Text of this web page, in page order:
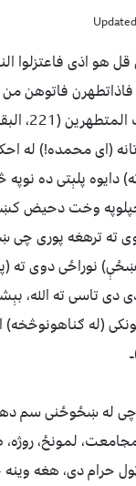
هو اذی فاعتزلوا
فاتوهن
(221، البقره)
(ای محمده!) له
دایوه پلېتی ده
وخت دحیض
ته ترهغه پوری چی
نوراځی دوی ته
تاسی ته الله،
(له
چی له ښځوځنی سم
لمونځ، روژه،
حرام دی، هغه